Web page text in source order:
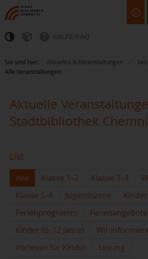
Finden Sie Informationen, Bücher, CDs & DVDs,
Zeitschriften und vieles mehr...
Sie sind hier: Aktuelles & Veranstaltungen
Alle Veranstaltungen
Aktuelle
Stadtbibliothek
List
Alle Klasse 1–2 Klasse 3–4
Klasse 5–6
Jugendszene
Ferienprogramm
Ferienangebote
Kinder (6–12 Jahre)
Wir
Vorlesen für Kinder
Lesung